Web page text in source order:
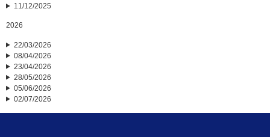
11/12/2025
2026
22/03/2026
08/04/2026
23/04/2026
28/05/2026
05/06/2026
02/07/2026